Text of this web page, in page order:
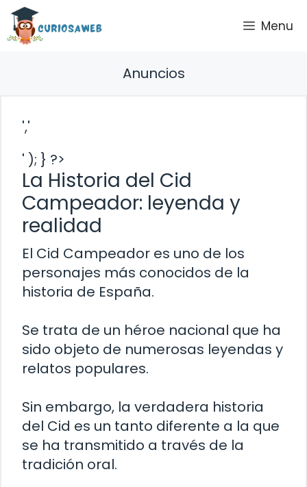
Saltar
contenido
Menu
Anuncios
','
' ); } ?>
La Historia del Cid
Campeador: leyenda y
realidad
El Cid Campeador es uno de los
personajes más conocidos de la
historia de España.
Se trata de un héroe nacional que ha
sido objeto de numerosas leyendas y
relatos populares.
Sin embargo, la verdadera historia
del Cid es un tanto diferente a la que
se ha transmitido a través de la
tradición oral.